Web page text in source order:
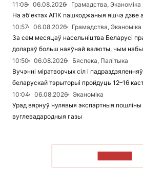
11:08
06.08.2026
Грамадства, Эканоміка
На аб'ектах АПК пашкоджаныя яшчэ дзве
10:57
06.08.2026
Грамадства, Эканоміка
За сем месяцаў насельніцтва Беларусі
долараў больш наяўнай валюты, чым
10:50
06.08.2026
Бяспека, Палітыка
Вучэнні міратворчых сіл і
беларускай тэрыторыі пройдуць 12–16
10:04
06.08.2026
Эканоміка
Урад вярнуў нулявыя экспартныя пошліны
вуглевадародныя газы